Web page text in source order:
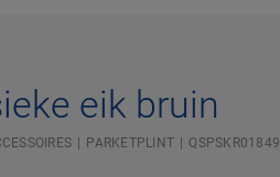
eik bruin
PARKETPLINT QSPSKR01849